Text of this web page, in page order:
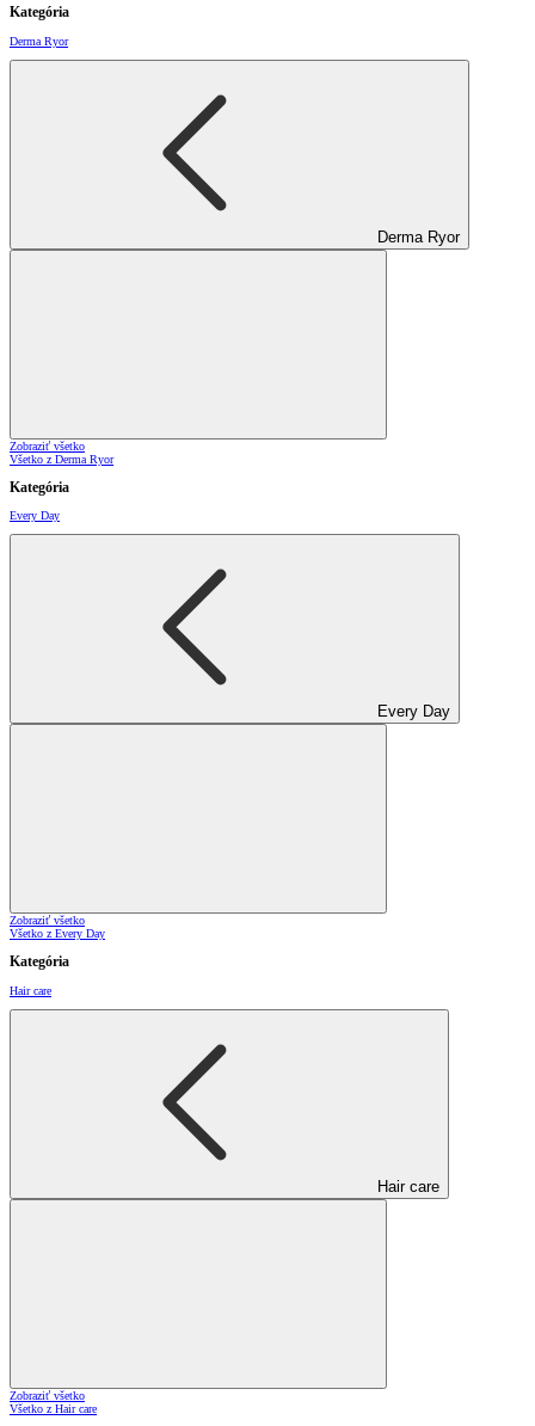
Kategória
Derma Ryor
Derma Ryor
Zobraziť všetko
Všetko z Derma Ryor
Kategória
Every Day
Every Day
Zobraziť všetko
Všetko z Every Day
Kategória
Hair care
Hair care
Zobraziť všetko
Všetko z Hair care